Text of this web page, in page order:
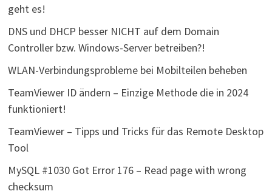
geht es!
DNS und DHCP besser NICHT auf dem Domain
Controller bzw. Windows-Server betreiben?!
WLAN-Verbindungsprobleme bei Mobilteilen beheben
TeamViewer ID ändern – Einzige Methode die in 2024
funktioniert!
TeamViewer – Tipps und Tricks für das Remote Desktop
Tool
MySQL #1030 Got Error 176 – Read page with wrong
checksum